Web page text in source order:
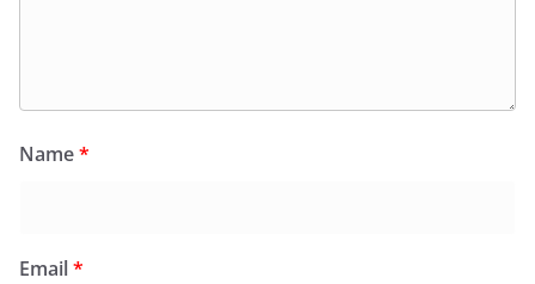
Name*
Email*